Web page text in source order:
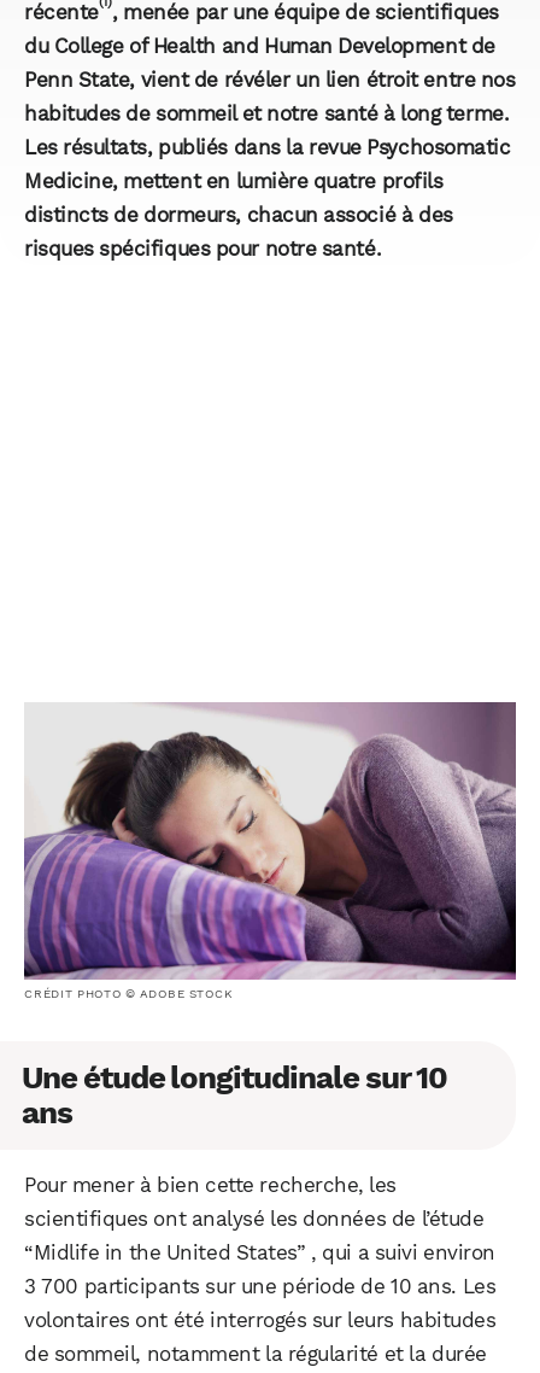
récente
, menée par une équipe de scientifiques
du College of Health and Human Development de
Penn State, vient de révéler un lien étroit entre nos
habitudes de sommeil et notre santé à long terme.
Les résultats, publiés dans la revue Psychosomatic
Medicine, mettent en lumière quatre profils
distincts de dormeurs, chacun associé à des
risques spécifiques pour notre santé.
CRÉDIT PHOTO © ADOBE STOCK
Une étude longitudinale sur 10
ans
Pour mener à bien cette recherche, les
scientifiques ont analysé les données de l’étude
“Midlife in the United States” , qui a suivi environ
3 700 participants sur une période de 10 ans. Les
volontaires ont été interrogés sur leurs habitudes
de sommeil, notamment la régularité et la durée